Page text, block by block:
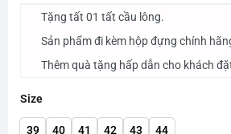
2.500.000₫.
Tặng tất 01 tất cầu lông.
Sản phẩm đi kèm hộp đựng chính
Thêm quà tặng hấp dẫn cho khách
Size
39 40 41 42 43 44